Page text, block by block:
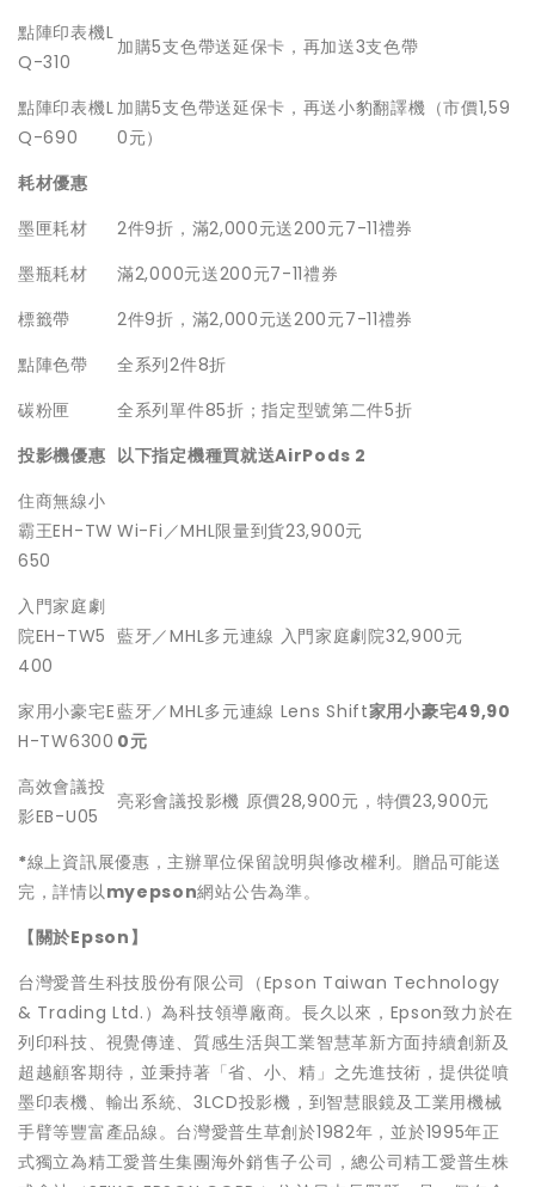
點陣印表機L
Q-310
加購5支色帶送延保卡，再加送3支色帶
點陣印表機L
Q-690
加購5支色帶送延保卡，再送小豹翻譯機（市價1,59
0元）
耗材優惠
墨匣耗材
2件9折，滿2,000元送200元7-11禮券
墨瓶耗材
滿2,000元送200元7-11禮券
標籤帶
2件9折，滿2,000元送200元7-11禮券
點陣色帶
全系列2件8折
碳粉匣
全系列單件85折；指定型號第二件5折
投影機優惠 以下指定機種買就送AirPods 2
住商無線小
霸王EH-TW
650
Wi-Fi／MHL限量到貨23,900元
入門家庭劇
院EH-TW5
400
藍牙／MHL多元連線 入門家庭劇院32,900元
家用小豪宅E
H-TW6300
藍牙／MHL多元連線 Lens Shift家用小豪宅49,90
0元
高效會議投
影EB-U05
亮彩會議投影機 原價28,900元，特價23,900元
*線上資訊展優惠，主辦單位保留說明與修改權利。贈品可能送
完，詳情以myepson網站公告為準。
【關於Epson 】
台灣愛普生科技股份有限公司（Epson Taiwan Technology
& Trading Ltd.）為科技領導廠商。長久以來，Epson致力於在
列印科技、視覺傳達、質感生活與工業智慧革新方面持續創新及
超越顧客期待，並秉持著「省、小、精」之先進技術，提供從噴
墨印表機、輸出系統、3LCD投影機，到智慧眼鏡及工業用機械
手臂等豐富產品線。台灣愛普生草創於1982年，並於1995年正
式獨立為精工愛普生集團海外銷售子公司，總公司精工愛普生株